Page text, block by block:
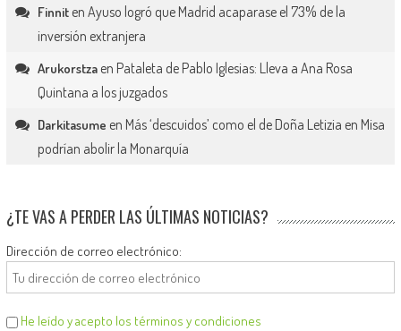
Finniten Ayuso logró que Madrid acaparase el 73% de la
inversión extranjera
Arukorstzaen Pataleta de Pablo Iglesias: Lleva a Ana Rosa
Quintana a los juzgados
Darkitasume en Más ‘descuidos’ como el de Doña Letizia en Misa
podrían abolir la Monarquía
¿TE VAS A PERDER LAS ÚLTIMAS NOTICIAS?
Dirección de correo electrónico:
He leído y acepto los términos y condiciones